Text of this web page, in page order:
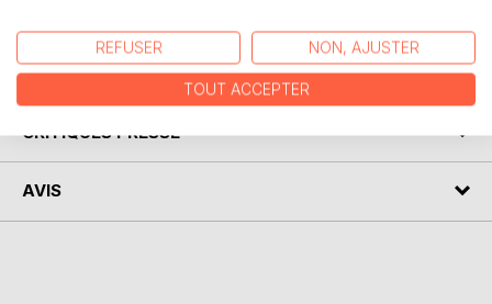
AUTEUR(S)
CRITIQUES PRESSE
AVIS
REFUSER NON, AJUSTER
TOUT ACCEPTER